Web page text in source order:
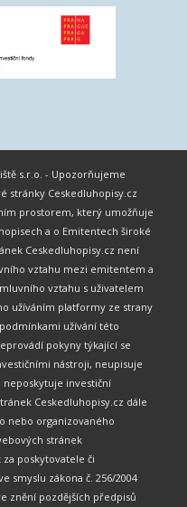
s.r.o. - Upozorňujeme
stránky Ceskedluhopisy.cz
prostorem, který umožňuje
a o Emitentech široké
Ceskedluhopisy.cz není
vztahu mezi emitentem a
vztahu s uživatelem
užíváním platformy ze strany
užívání této
pokyny týkající se
nástroji, neupisuje
investiční
Ceskedluhopisy.cz dále
nebo organizovaného
stránek
poskytovatele či
smyslu zákona č. 256/2004
znění pozdějších předpisů